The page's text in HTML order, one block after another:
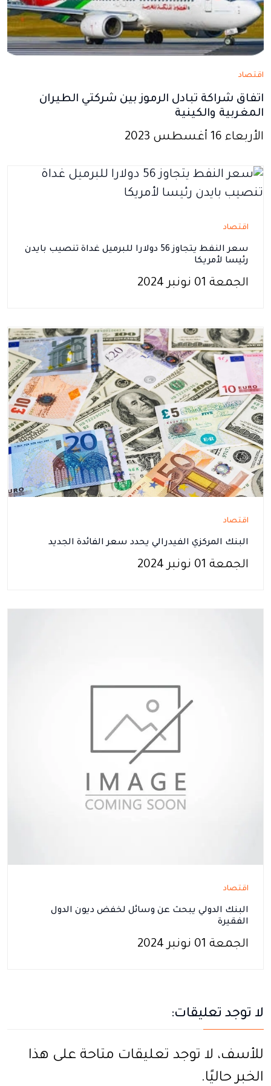
اقتصاد
اتفاق شراكة تبادل الرموز بين شركتي الطيران
المغربية والكينية
الأربعاء 16 أغسطس 2023
اقتصاد
سعر النفط يتجاوز 56 دولارا للبرميل غداة تنصيب بايدن
رئيسا لأمريكا
الجمعة 01 نونبر 2024
اقتصاد
البنك المركزي الفيدرالي يحدد سعر الفائدة الجديد
الجمعة 01 نونبر 2024
اقتصاد
البنك الدولي يبحث عن وسائل لخفض ديون الدول
الفقيرة
الجمعة 01 نونبر 2024
لا توجد تعليقات:
للأسف، لا توجد تعليقات متاحة على هذا
الخبر حاليًا.